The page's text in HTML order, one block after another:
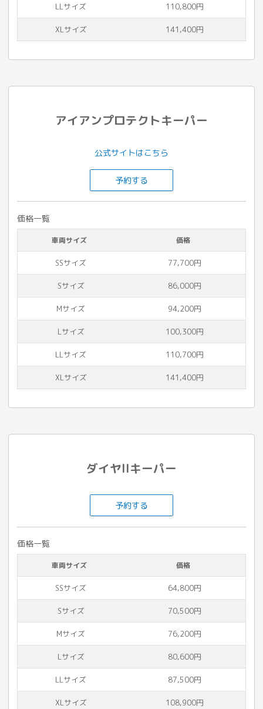
LLサイズ 110,800円
XLサイズ 141,400円
アイアンプロテクトキーパー
公式サイトはこちら
予約する
価格一覧
車両サイズ 価格
SSサイズ 77,700円
Sサイズ 86,000円
Mサイズ 94,200円
Lサイズ 100,300円
LLサイズ 110,700円
XLサイズ 141,400円
ダイヤIIキーパー
予約する
価格一覧
車両サイズ 価格
SSサイズ 64,800円
Sサイズ 70,500円
Mサイズ 76,200円
Lサイズ 80,600円
LLサイズ 87,500円
XLサイズ 108,900円